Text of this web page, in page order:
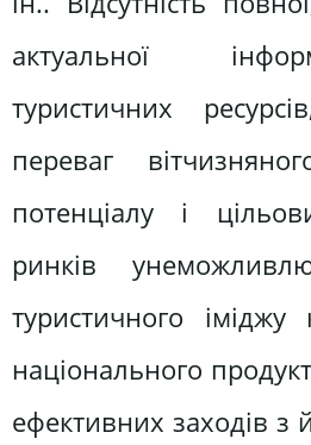
актуальної
туристичних
переваг
потенціалу і
ринків
туристичного іміджу
національного
ефективних заходів з